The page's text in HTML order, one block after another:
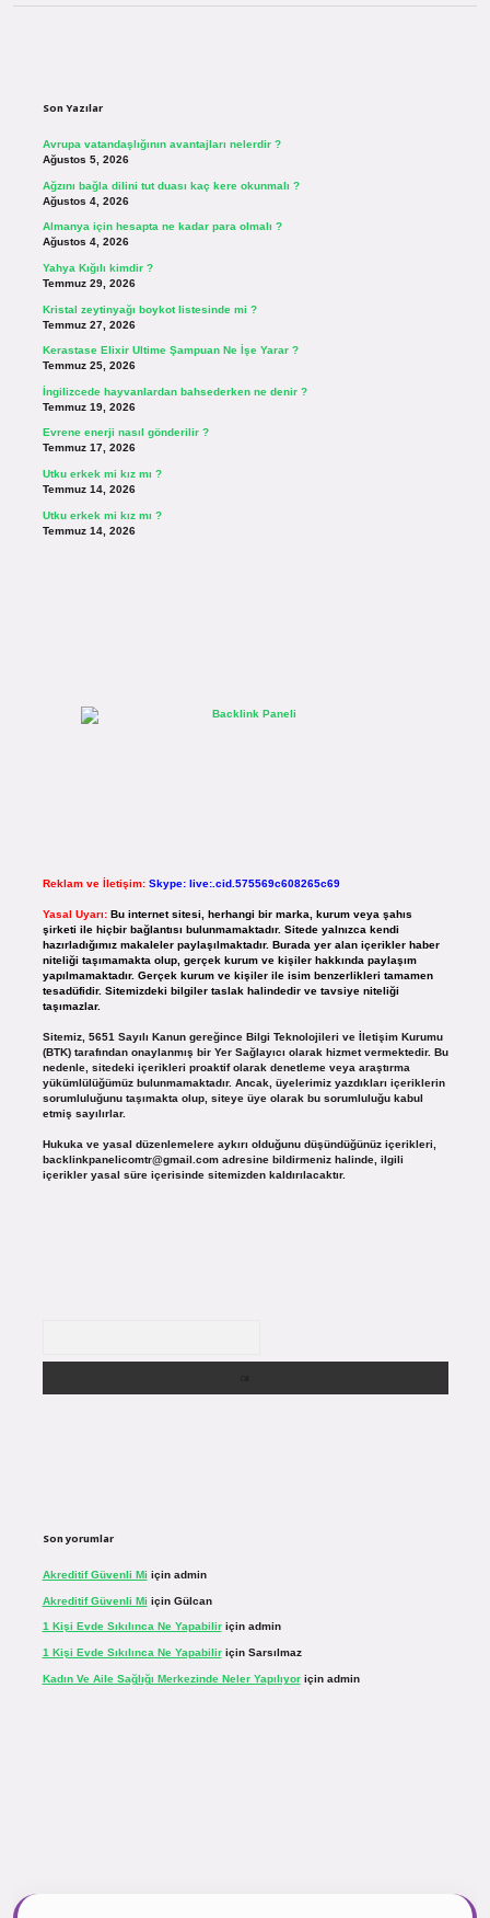
Son Yazılar
Avrupa vatandaşlığının avantajları nelerdir ?
Ağustos 5, 2026
Ağzını bağla dilini tut duası kaç kere okunmalı ?
Ağustos 4, 2026
Almanya için hesapta ne kadar para olmalı ?
Ağustos 4, 2026
Yahya Kığılı kimdir ?
Temmuz 29, 2026
Kristal zeytinyağı boykot listesinde mi ?
Temmuz 27, 2026
Kerastase Elixir Ultime Şampuan Ne İşe Yarar ?
Temmuz 25, 2026
İngilizcede hayvanlardan bahsederken ne denir ?
Temmuz 19, 2026
Evrene enerji nasıl gönderilir ?
Temmuz 17, 2026
Utku erkek mi kız mı ?
Temmuz 14, 2026
Utku erkek mi kız mı ?
Temmuz 14, 2026
Reklam ve İletişim: Skype: live:.cid.575569c608265c69
Yasal Uyarı: Bu internet sitesi, herhangi bir marka, kurum veya şahıs
şirketi ile hiçbir bağlantısı bulunmamaktadır. Sitede yalnızca kendi
hazırladığımız makaleler paylaşılmaktadır. Burada yer alan içerikler haber
niteliği taşımamakta olup, gerçek kurum ve kişiler hakkında paylaşım
yapılmamaktadır. Gerçek kurum ve kişiler ile isim benzerlikleri tamamen
tesadüfidir. Sitemizdeki bilgiler taslak halindedir ve tavsiye niteliği
taşımazlar.
Sitemiz, 5651 Sayılı Kanun gereğince Bilgi Teknolojileri ve İletişim Kurumu
(BTK) tarafından onaylanmış bir Yer Sağlayıcı olarak hizmet vermektedir. Bu
nedenle, sitedeki içerikleri proaktif olarak denetleme veya araştırma
yükümlülüğümüz bulunmamaktadır. Ancak, üyelerimiz yazdıkları içeriklerin
sorumluluğunu taşımakta olup, siteye üye olarak bu sorumluluğu kabul
etmiş sayılırlar.
Hukuka ve yasal düzenlemelere aykırı olduğunu düşündüğünüz içerikleri,
backlinkpanelicomtr@gmail.comadresine bildirmeniz halinde, ilgili
içerikler yasal süre içerisinde sitemizden kaldırılacaktır.
Son yorumlar
Akreditif Güvenli Mi için admin
Akreditif Güvenli Mi için Gülcan
1 Kişi Evde Sıkılınca Ne Yapabiliriçin admin
1 Kişi Evde Sıkılınca Ne Yapabiliriçin Sarsılmaz
Kadın Ve Aile Sağlığı Merkezinde Neler Yapılıyoriçin admin